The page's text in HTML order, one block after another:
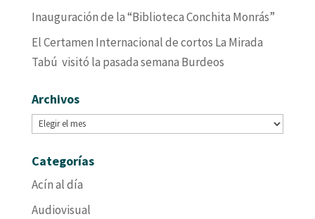
Inauguración de la “Biblioteca Conchita Monrás”
El Certamen Internacional de cortos La Mirada
Tabú visitó la pasada semana Burdeos
Archivos
Archivos
Categorías
Acín al día
Audiovisual